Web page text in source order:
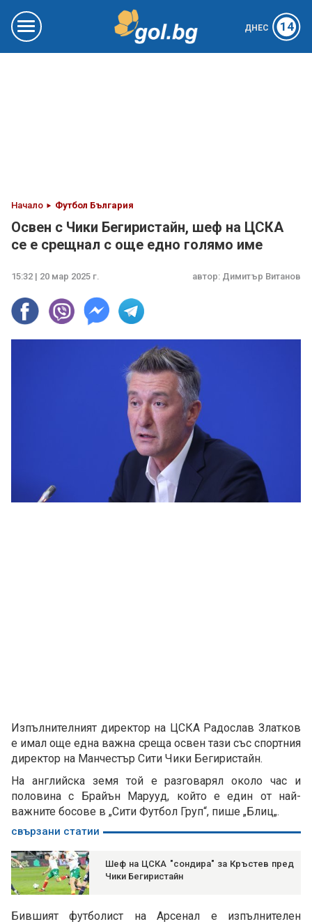
ДНЕС 14
Начало Футбол България
Освен с Чики Бегиристайн, шеф на ЦСКА
се е срещнал с още едно голямо име
15:32 | 20 мар 2025 г. автор: Димитър Витанов
Изпълнителният директор на ЦСКА Радослав Златков
е имал още една важна среща освен тази със спортния
директор на Манчестър Сити Чики Бегиристайн.
На английска земя той е разговарял около час и
половина с Брайън Марууд, който е един от най-
важните босове в „Сити Футбол Груп“, пише „Блиц„.
свързани статии
Шеф на ЦСКА "сондира" за Кръстев пред
Чики Бегиристайн
Бившият футболист на Арсенал е изпълнителен